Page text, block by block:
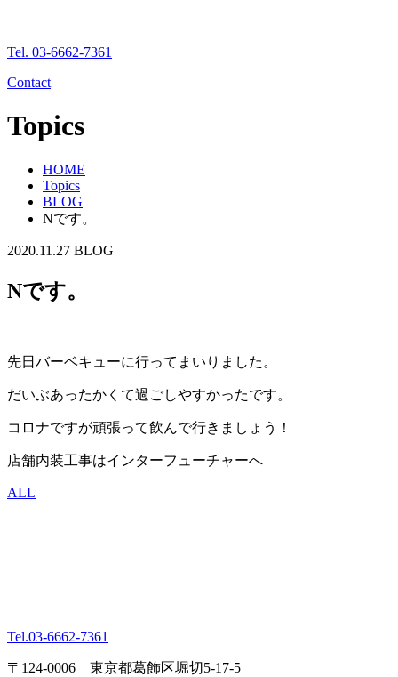
Tel. 03-6662-7361
Contact
Topics
HOME
Topics
BLOG
Nです。
2020.11.27 BLOG
Nです。
先日バーベキューに行ってまいりました。
だいぶあったかくて過ごしやすかったです。
コロナですが頑張って飲んで行きましょう！
店舗内装工事はインターフューチャーへ
ALL
Tel.03-6662-7361
〒124-0006 東京都葛飾区堀切5-17-5